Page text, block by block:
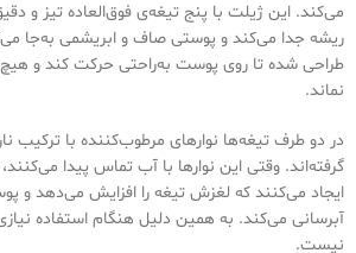
می‌کند. این ژیلت با پنج تیغه‌ی فوق‌العاده تیز و
ریشه جدا می‌کند و پوستی صاف و ابریشمی به‌جا
طراحی شده تا روی پوست به‌راحتی حرکت کند و هیچ
نماند.
گرفته‌اند. وقتی این نوارها با آب تماس پیدا
ایجاد می‌کنند که لغزش تیغه را افزایش می‌دهد و
آبرسانی می‌کند. به همین دلیل هنگام استفاده
نیست.